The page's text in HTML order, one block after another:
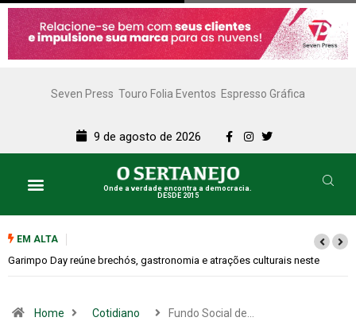
Seven Press Touro Folia Eventos Espresso Gráfica
9 de agosto de 2026
Onde a verdade encontra a democracia.
DESDE 2015
EM ALTA
Bugonia transforma paranoia e conspiração em um suspense
Home Cotidiano Fundo Social de…